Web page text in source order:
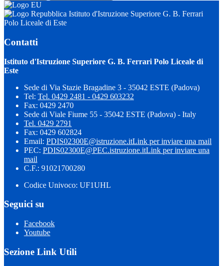
Istituto d'Istruzione Superiore G. B. Ferrari
Polo Liceale di Este
Contatti
Istituto d'Istruzione Superiore G. B. Ferrari Polo Liceale di
Este
Sede di Via Stazie Bragadine 3 - 35042 ESTE (Padova)
Tel: Tel. 0429 2481 - 0429 603232
Fax: 0429 2470
Sede di Viale Fiume 55 - 35042 ESTE (Padova) - Italy
Tel. 0429 2791
Fax: 0429 602824
Email: PDIS02300E@istruzione.itLink per inviare una mail
PEC: PDIS02300E@PEC.istruzione.itLink per inviare una
mail
C.F.: 91021700280
Codice Univoco: UF1UHL
Seguici su
Facebook
Youtube
Sezione Link Utili